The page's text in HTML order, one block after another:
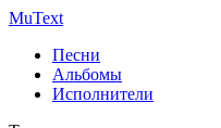
MuText
Песни
Альбомы
Исполнители